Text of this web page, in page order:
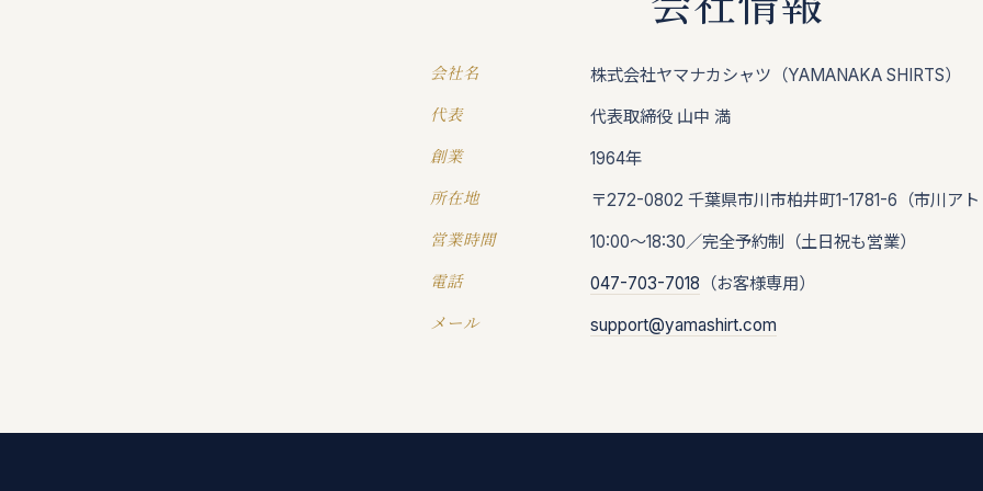
会社名 株式会社ヤマナカシャツ（YAMANAKA SHIRTS）
代表 代表取締役 山中 満
創業 1964年
所在地 〒272-0802 千葉県市川市柏井町1-1781-6（市川ア
営業時間 10:00〜18:30／完全予約制（土日祝も営業）
電話 047-703-7018 （お客様専用）
メール support@yamashirt.com